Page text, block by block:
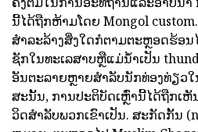
ນີ້ໄດ້ຖືກຫ້າມໂດຍ Mongol
ສໍາລະລ້າງສິ່ງໃດກໍຕາມຕະຫຼອດຮ້ອນ
ຊັກໃນທະເລສາບຫຼືແມ່ນ້ໍາເປັນ
ອັນຕະລາຍຫຼາຍສໍາລັບນັກທ່ອງທ່ຽວໃ
ສະນັ້ນ, ການປະຕິບັດເຫຼົ່ານີ້ໄດ້ຖືກເຫັ
ວິດສໍາລັບພວກເຂົາເປັນ. ສະກັດກັ້ນ